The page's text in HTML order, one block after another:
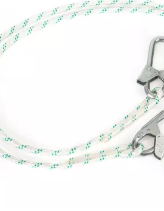
Сегодня
25%